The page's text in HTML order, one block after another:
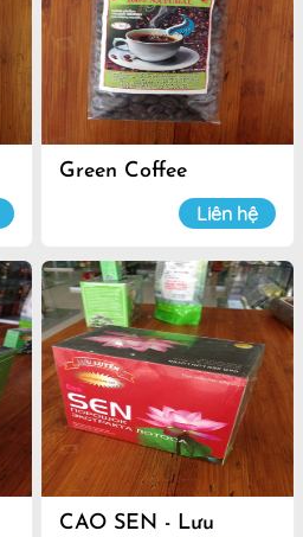
Green Coffee
Liên hệ
CAO SEN - Lưu